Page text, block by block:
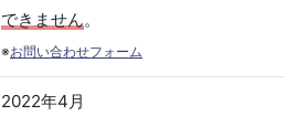
できません。
※お問い合わせフォーム
2022年4月